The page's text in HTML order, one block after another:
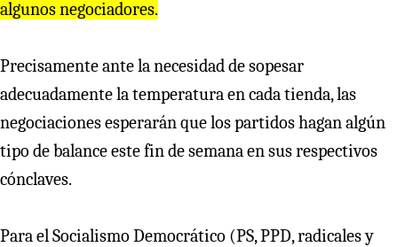
algunos negociadores.
Precisamente ante la necesidad de sopesar
adecuadamente la temperatura en cada tienda, las
negociaciones esperarán que los partidos hagan algún
tipo de balance este fin de semana en sus respectivos
cónclaves.
Para el Socialismo Democrático (PS, PPD, radicales y